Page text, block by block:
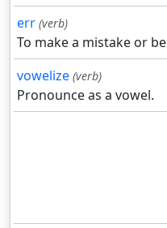
err (verb)
To make a mistake or
vowelize (verb)
Pronounce as a vowel.